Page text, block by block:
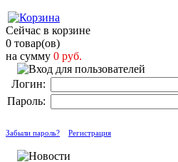
Сейчас в корзине
0 товар(ов)
на сумму 0 руб.
Логин:
Пароль:
Забыли пароль? Регистрация